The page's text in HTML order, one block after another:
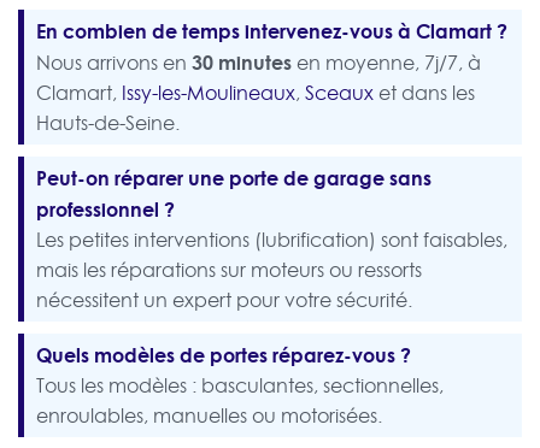
En combien de temps intervenez-vous à Clamart ?
Nous arrivons en 30 minutes en moyenne, 7j/7, à
Clamart, Issy-les-Moulineaux, Sceaux et dans les
Hauts-de-Seine.
Peut-on réparer une porte de garage sans
professionnel ?
Les petites interventions (lubrification) sont faisables,
mais les réparations sur moteurs ou ressorts
nécessitent un expert pour votre sécurité.
Quels modèles de portes réparez-vous ?
Tous les modèles : basculantes, sectionnelles,
enroulables, manuelles ou motorisées.